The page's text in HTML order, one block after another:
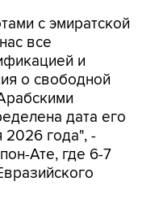
с эмиратской
все
и
о свободной
дата его
2026 года", -
Ате, где 6-7